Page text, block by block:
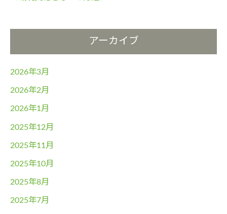
アーカイブ
2026年3月
2026年2月
2026年1月
2025年12月
2025年11月
2025年10月
2025年8月
2025年7月